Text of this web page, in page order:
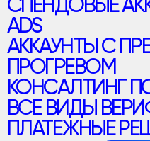
СПЕНДОВЫЕ
ADS
АККАУНТЫ С
ПРОГРЕВОМ
КОНСАЛТИНГ
ВСЕ ВИДЫ
ПЛАТЕЖНЫЕ